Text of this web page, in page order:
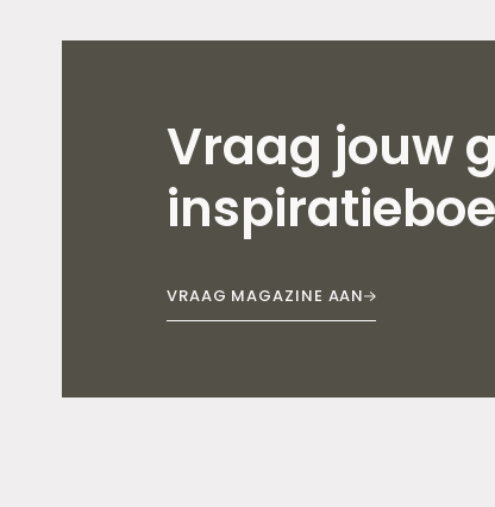
Vraag jouw
VRAAG MAGAZINE AAN